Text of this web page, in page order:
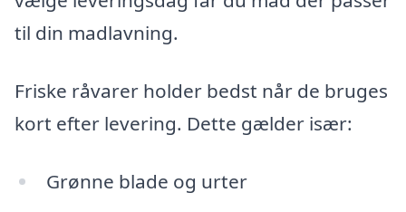
til din madlavning.
Friske råvarer holder bedst når de bruges
kort efter levering. Dette gælder især:
Grønne blade og urter